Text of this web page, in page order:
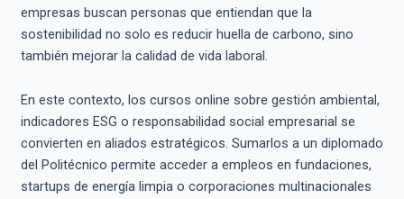
empresas buscan personas que entiendan que la
sostenibilidad no solo es reducir huella de carbono, sino
también mejorar la calidad de vida laboral.
En este contexto, los cursos online sobre gestión ambiental,
indicadores ESG o responsabilidad social empresarial se
convierten en aliados estratégicos. Sumarlos a un diplomado
del Politécnico permite acceder a empleos en fundaciones,
startups de energía limpia o corporaciones multinacionales